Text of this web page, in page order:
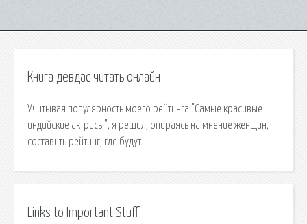
Книга девдас читать онлайн
Учитывая популярность моего рейтинга "Самые красивые
индийские актрисы", я решил, опираясь на мнение женщин,
составить рейтинг, где будут.
Links to Important Stuff